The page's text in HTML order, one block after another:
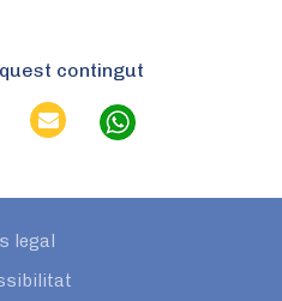
contingut
legal